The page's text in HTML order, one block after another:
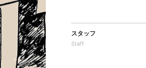
スタッフ
Staff